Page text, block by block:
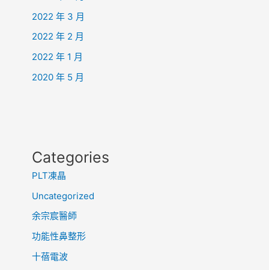
2022 年 3 月
2022 年 2 月
2022 年 1 月
2020 年 5 月
Categories
PLT凍晶
Uncategorized
余宗宸醫師
功能性鼻整形
十蓓電波